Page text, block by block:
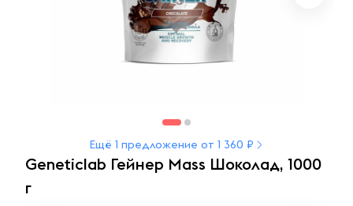
Ещё 1 предложение от 1 360 ₽
Geneticlab Гейнер Mass Шоколад, 1000
г